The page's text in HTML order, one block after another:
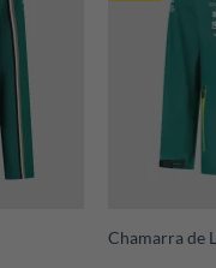
Chamarra de